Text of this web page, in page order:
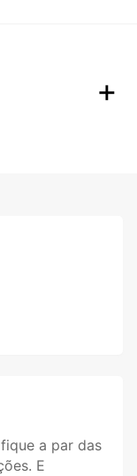
a par das
E